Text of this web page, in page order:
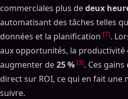
commerciales plus dedeux
automatisant des tâches telles
données et la planification [7].
aux opportunités, la productivité
augmenter de25 % [3]. Ces
direct sur ROI, ce qui en fait une
suivre.